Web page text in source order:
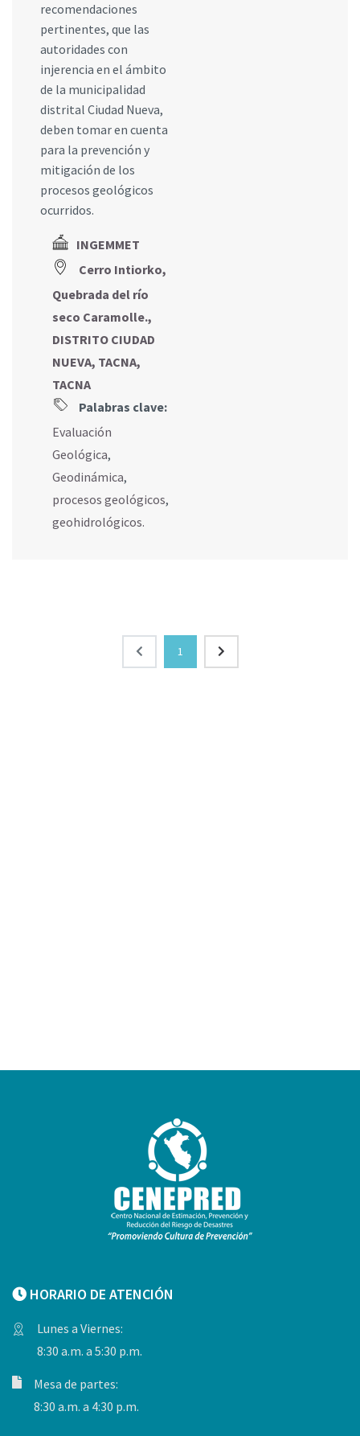
recomendaciones
pertinentes, que las
autoridades con
injerencia en el ámbito
de la municipalidad
distrital Ciudad Nueva,
deben tomar en cuenta
para la prevención y
mitigación de los
procesos geológicos
ocurridos.
INGEMMET
Cerro Intiorko,
Quebrada del río
seco Caramolle.,
DISTRITO CIUDAD
NUEVA, TACNA,
TACNA
Palabras clave:
Evaluación
Geológica,
Geodinámica,
procesos geológicos,
geohidrológicos.
1
HORARIO DE ATENCIÓN
Lunes a Viernes:
8:30 a.m. a 5:30 p.m.
Mesa de partes:
8:30 a.m. a 4:30 p.m.